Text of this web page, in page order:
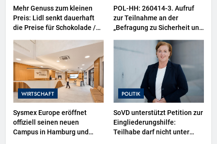
Mehr Genuss zum kleinen
Preis: Lidl senkt dauerhaft
die Preise für Schokolade /
bis zu 13 Prozent günstiger
POL-HH: 260414-3. Aufruf
zur Teilnahme an der
„Befragung zu Sicherheit und
(SKiD) 2026“
WIRTSCHAFT
Sysmex Europe eröffnet
offiziell seinen neuen
Campus in Hamburg und
POLITIK
SoVD unterstützt Petition zur
Eingliederungshilfe:
Teilhabe darf nicht unter